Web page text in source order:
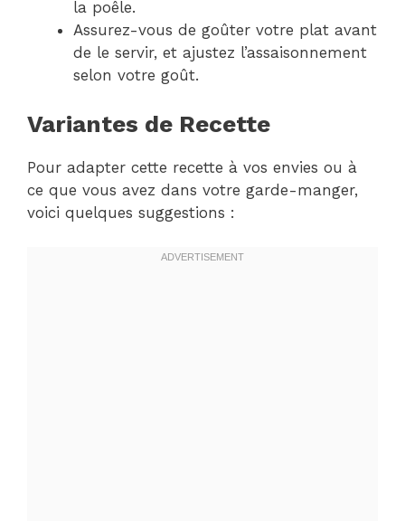
la poêle.
Assurez-vous de goûter votre plat avant
de le servir, et ajustez l’assaisonnement
selon votre goût.
Variantes de Recette
Pour adapter cette recette à vos envies ou à
ce que vous avez dans votre garde-manger,
voici quelques suggestions :